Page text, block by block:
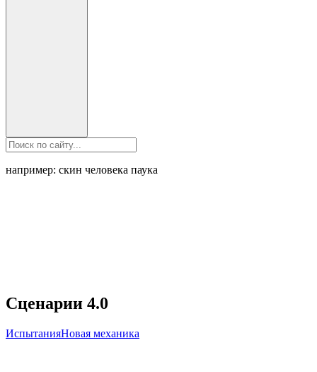
например: скин человека паука
Сценарии 4.0
ИспытанияНовая механика